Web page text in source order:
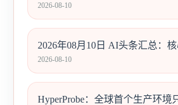
2026-08-10
2026年08月10日 AI头条汇总：
2026-08-10
HyperProbe：全球首个生产环境